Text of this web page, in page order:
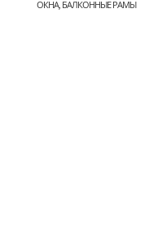
ОКНА, БАЛКОННЫЕ РАМЫ